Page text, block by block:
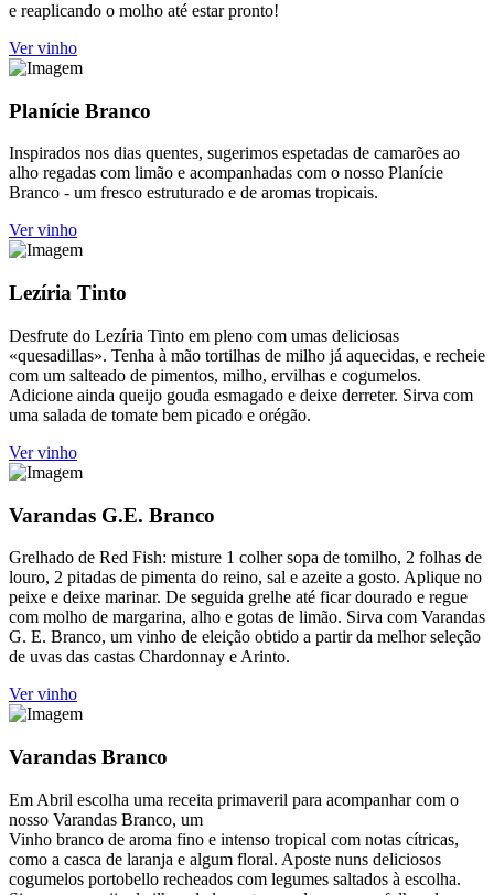
e reaplicando o molho até estar pronto!
Ver vinho
Planície Branco
Inspirados nos dias quentes, sugerimos espetadas de camarões ao
alho regadas com limão e acompanhadas com o nosso Planície
Branco - um fresco estruturado e de aromas tropicais.
Ver vinho
Lezíria Tinto
Desfrute do Lezíria Tinto em pleno com umas deliciosas
«quesadillas». Tenha à mão tortilhas de milho já aquecidas, e recheie
com um salteado de pimentos, milho, ervilhas e cogumelos.
Adicione ainda queijo gouda esmagado e deixe derreter. Sirva com
uma salada de tomate bem picado e orégão.
Ver vinho
Varandas G.E. Branco
Grelhado de Red Fish: misture 1 colher sopa de tomilho, 2 folhas de
louro, 2 pitadas de pimenta do reino, sal e azeite a gosto. Aplique no
peixe e deixe marinar. De seguida grelhe até ficar dourado e regue
com molho de margarina, alho e gotas de limão. Sirva com Varandas
G. E. Branco, um vinho de eleição obtido a partir da melhor seleção
de uvas das castas Chardonnay e Arinto.
Ver vinho
Varandas Branco
Em Abril escolha uma receita primaveril para acompanhar com o
nosso Varandas Branco, um
Vinho branco de aroma fino e intenso tropical com notas cítricas,
como a casca de laranja e algum floral. Aposte nuns deliciosos
cogumelos portobello recheados com legumes saltados à escolha.